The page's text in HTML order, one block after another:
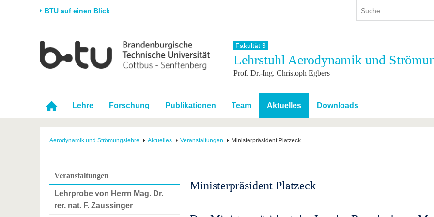
BTU auf einen Blick
Universität
Karriere & Engagement
Partnerschaften &
Strukturwandel
Forschung
Förderung
Wissenschaftlicher
Nachwuchs
Studium
Studienangebot
Im Studium
Nach dem Studium
International
Internationales Profil
Mit der BTU ins Ausland
Für internationale
Studierende
Kontakt
Weiterbildung
Fakultät 3
Lehrstuhl Aerodynamik und
Prof. Dr.-Ing. Christoph Egbers
Lehre Forschung Publikationen Team Aktuelles Downloads
Aerodynamik und Strömungslehre Aktuelles Veranstaltungen Ministerpräsident Platzeck
Veranstaltungen
Lehrprobe von Herrn Mag. Dr.
rer. nat. F. Zaussinger
Ministerpräsident Platzeck